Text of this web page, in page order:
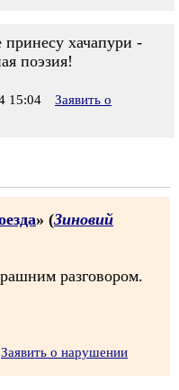
хачапури -
поэзия!
15:04
Заявить о
» (Зиновий
разговором.
Заявить о нарушении